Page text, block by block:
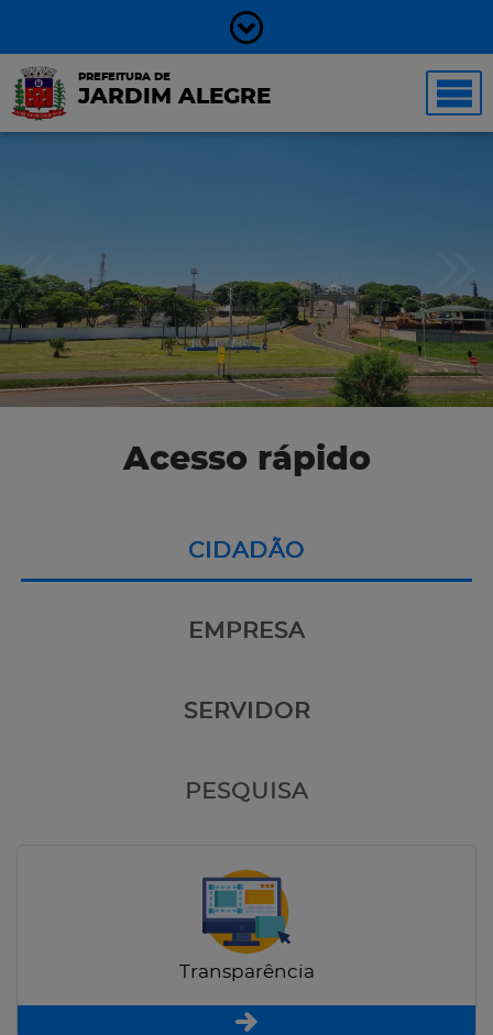
PREFEITURA DE
JARDIM ALEGRE
Acesso rápido
CIDADÃO
EMPRESA
SERVIDOR
PESQUISA
Transparência